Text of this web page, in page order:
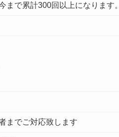
まで累計300回以上になります。
までご対応致します